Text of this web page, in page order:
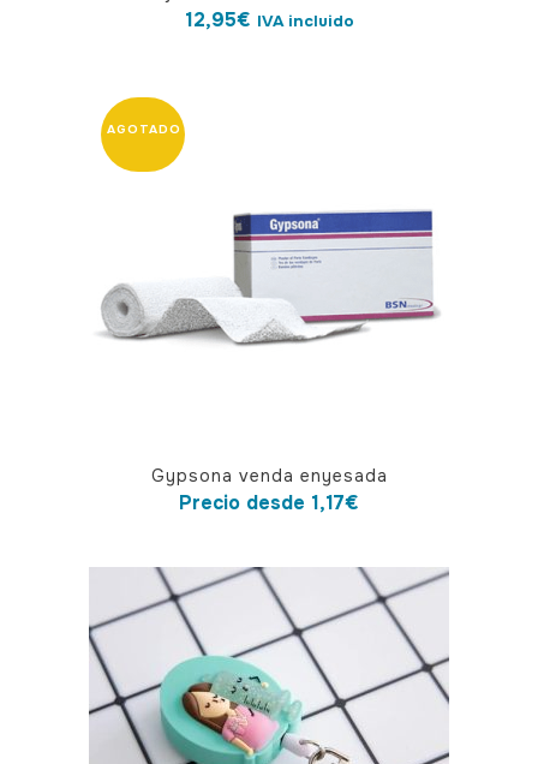
12,95€ IVA incluido
producto
variantes.
Las
opciones
se
pueden
elegir
Gypsona venda enyesada
Precio desde 1,17€